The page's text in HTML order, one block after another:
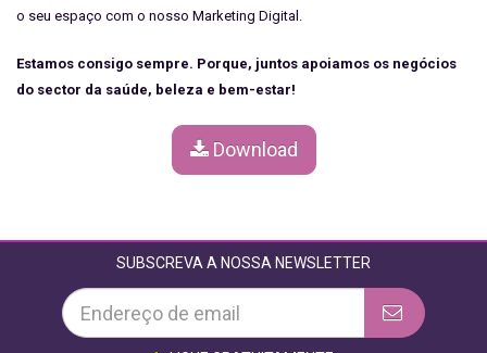
o seu espaço com o nosso Marketing Digital.
Estamos consigo sempre. Porque, juntos apoiamos os negócios
do sector da saúde, beleza e bem-estar!
Download
SUBSCREVA A NOSSA NEWSLETTER